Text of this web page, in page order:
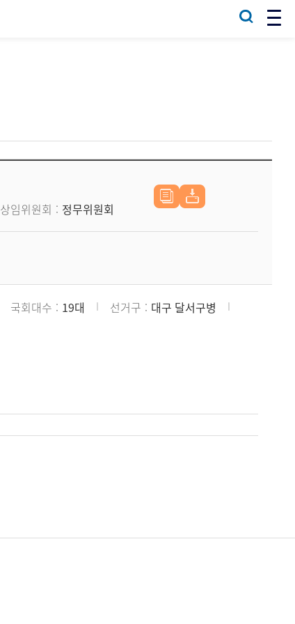
상임위원회 정무위원회
국회대수 19대 선거구
대구 달서구병